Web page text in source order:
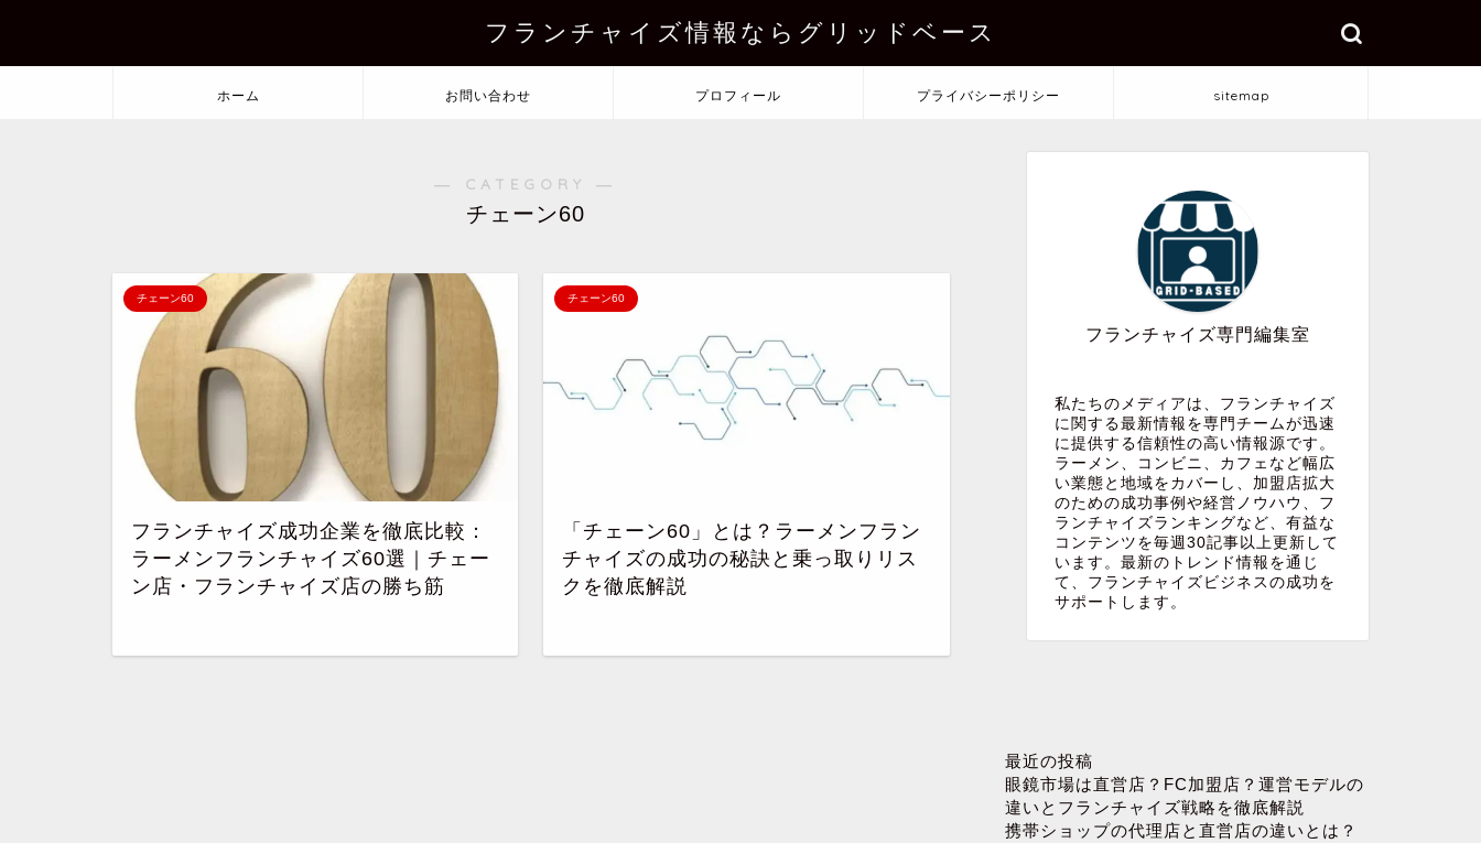
フランチャイズ情報ならグリッドベース
ホーム お問い合わせ プロフィール プライバシーポリシー sitemap
― CATEGORY ―
チェーン60
チェーン60
フランチャイズ成功企業を徹底比較：
ラーメンフランチャイズ60選｜チェー
ン店・フランチャイズ店の勝ち筋
チェーン60
「チェーン60」とは？ラーメンフラン
チャイズの成功の秘訣と乗っ取りリス
クを徹底解説
フランチャイズ専門編集室
私たちのメディアは、フランチャイズ
に関する最新情報を専門チームが迅速
に提供する信頼性の高い情報源です。
ラーメン、コンビニ、カフェなど幅広
い業態と地域をカバーし、加盟店拡大
のための成功事例や経営ノウハウ、フ
ランチャイズランキングなど、有益な
コンテンツを毎週30記事以上更新して
います。最新のトレンド情報を通じ
て、フランチャイズビジネスの成功を
サポートします。
最近の投稿
眼鏡市場は直営店？FC加盟店？運営モデルの
違いとフランチャイズ戦略を徹底解説
携帯ショップの代理店と直営店の違いとは？